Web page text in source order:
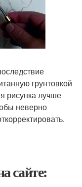
грунтовкой
рисунка лучше
неверно
сайте: